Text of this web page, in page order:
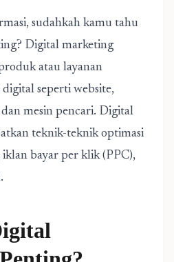
sudahkah kamu tahu
Digital marketing
atau layanan
seperti website,
dan mesin pencari. Digital
teknik-teknik optimasi
iklan bayar per klik (PPC),